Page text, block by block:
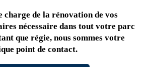
charge de la rénovation de vos
nécessaire dans tout votre parc
que régie, nous sommes votre
point de contact.